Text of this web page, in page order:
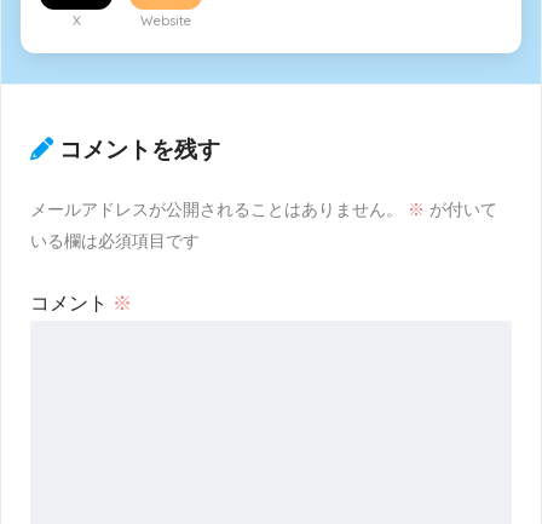
X Website
コメントを残す
メールアドレスが公開されることはありません。 ※ が付いて
いる欄は必須項目です
コメント ※